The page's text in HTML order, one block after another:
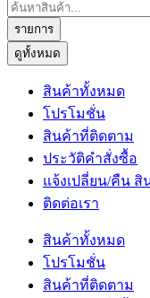
Search
...
รายการ
ดูทั้งหมด
สินค้าทั้งหมด
โปรโมชั่น
สินค้าที่ติดตาม
ประวัติคำสั่งซื้อ
แจ้งเปลี่ยน/คืน สิ
ติดต่อเรา
สินค้าทั้งหมด
โปรโมชั่น
สินค้าที่ติดตาม